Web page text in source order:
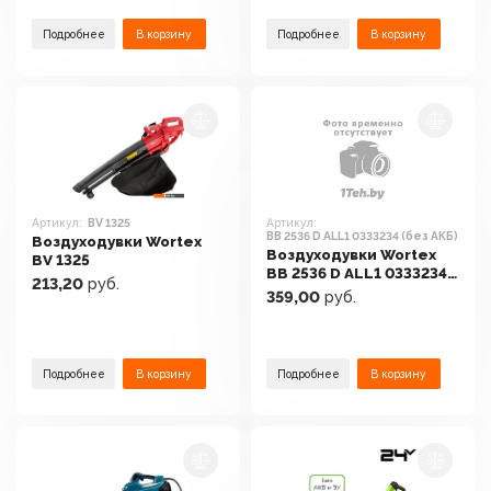
Подробнее В корзину Подробнее В корзину
Артикул: BV 1325
Воздуходувки Wortex
BV 1325
213,20 руб.
Подробнее В корзину
Артикул:
BB 2536 D ALL1 0333234 (без АКБ)
Воздуходувки Wortex
BB 2536 D ALL1 0333234
(без АКБ)
359,00 руб.
Подробнее В корзину